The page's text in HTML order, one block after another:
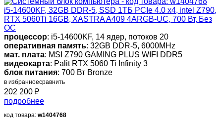
i5-14600KF, 32GB DDR-5, SSD 1ТБ PCIe 4.0 x4, intel Z790,
RTX 5060Ti 16GB, XASTRA A409 4ARGB-UC, 700 Вт, Без
ОС
процессор: i5-14600KF, 14 ядер, потоков 20
оперативная память: 32GB DDR-5, 6000MHz
мат. плата: MSI Z790 GAMING PLUS WIFI DDR5
видеокарта: Palit RTX 5060 Ti Infinity 3
блок питания: 700 Вт Bronze
в избранноесравнить
202 200 ₽
подробнее
код товара: w1404768